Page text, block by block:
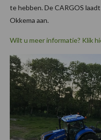
te hebben. De CARGOS
Okkema aan.
Wilt u meer informatie? Klik